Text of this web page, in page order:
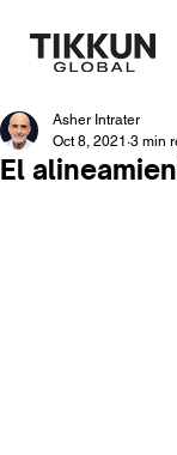
El
Asher Intrater
Oct 8, 2021 3 min